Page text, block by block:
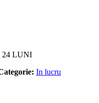
24 LUNI
In lucru